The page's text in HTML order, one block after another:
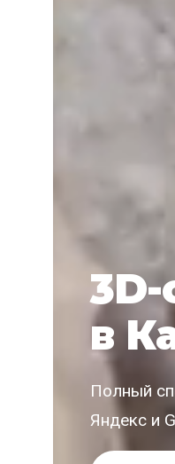
в
Полный
Яндекс и